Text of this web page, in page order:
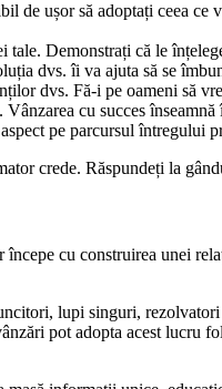
de ușor să adoptați ceea
Demonstrați că le
dvs. îi va ajuta să se
dvs. Fă-i pe oameni să
cu succes
pe parcursul întregului
crede. Răspundeți la
începe cu construirea unei
lupi singuri,
pot adopta acest lucru